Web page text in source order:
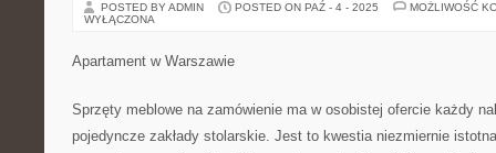
POSTED BY ADMIN POSTED ON PAŹ - 4 - 2025
MOŻLIWOŚĆ
WYŁĄCZONA
Apartament w Warszawie
Sprzęty meblowe na zamówienie ma w osobistej ofercie każdy
pojedyncze zakłady stolarskie. Jest to kwestia niezmiernie